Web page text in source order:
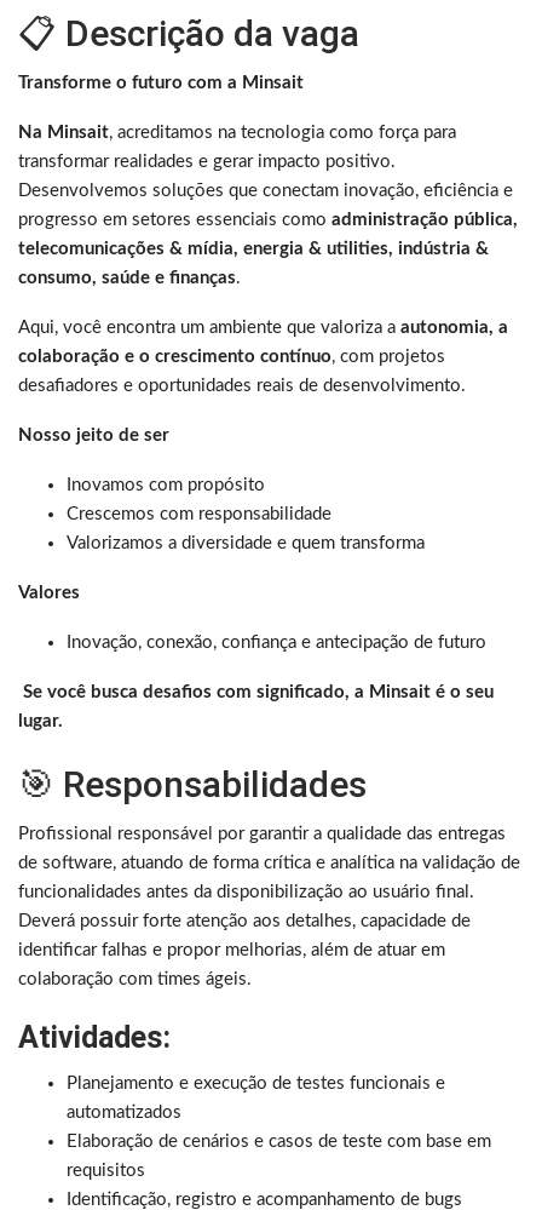
📋 Descrição da vaga
Transforme o futuro com a Minsait
Na Minsait, acreditamos na tecnologia como força para
transformar realidades e gerar impacto positivo.
Desenvolvemos soluções que conectam inovação, eficiência e
progresso em setores essenciais como administração pública,
telecomunicações & mídia, energia & utilities, indústria &
consumo, saúde e finanças.
Aqui, você encontra um ambiente que valoriza a autonomia, a
colaboração e o crescimento contínuo, com projetos
desafiadores e oportunidades reais de desenvolvimento.
Nosso jeito de ser
Inovamos com propósito
Crescemos com responsabilidade
Valorizamos a diversidade e quem transforma
Valores
Inovação, conexão, confiança e antecipação de futuro
Se você busca desafios com significado, a Minsait é o seu
lugar.
🎯 Responsabilidades
Profissional responsável por garantir a qualidade das entregas
de software, atuando de forma crítica e analítica na validação de
funcionalidades antes da disponibilização ao usuário final.
Deverá possuir forte atenção aos detalhes, capacidade de
identificar falhas e propor melhorias, além de atuar em
colaboração com times ágeis.
Atividades:
Planejamento e execução de testes funcionais e
automatizados
Elaboração de cenários e casos de teste com base em
requisitos
Identificação, registro e acompanhamento de bugs